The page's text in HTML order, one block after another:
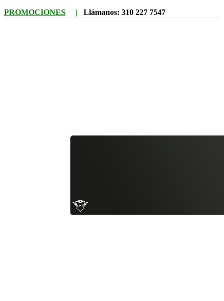
PROMOCIONES | Llámanos: 310 227 7547